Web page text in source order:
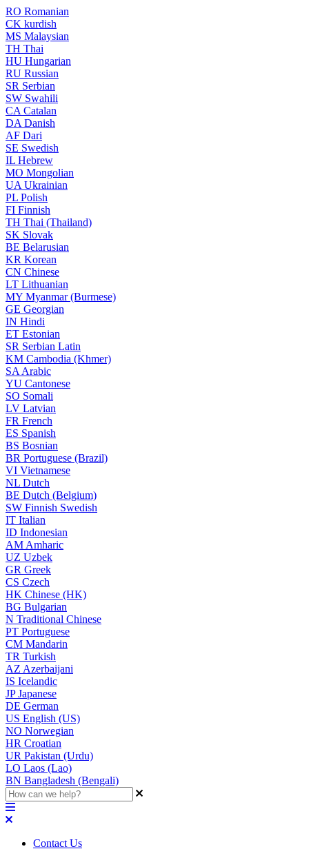
RO Romanian
CK kurdish
MS Malaysian
TH Thai
HU Hungarian
RU Russian
SR Serbian
SW Swahili
CA Catalan
DA Danish
AF Dari
SE Swedish
IL Hebrew
MO Mongolian
UA Ukrainian
PL Polish
FI Finnish
TH Thai (Thailand)
SK Slovak
BE Belarusian
KR Korean
CN Chinese
LT Lithuanian
MY Myanmar (Burmese)
GE Georgian
IN Hindi
ET Estonian
SR Serbian Latin
KM Cambodia (Khmer)
SA Arabic
YU Cantonese
SO Somali
LV Latvian
FR French
ES Spanish
BS Bosnian
BR Portuguese (Brazil)
VI Vietnamese
NL Dutch
BE Dutch (Belgium)
SW Finnish Swedish
IT Italian
ID Indonesian
AM Amharic
UZ Uzbek
GR Greek
CS Czech
HK Chinese (HK)
BG Bulgarian
N Traditional Chinese
PT Portuguese
CM Mandarin
TR Turkish
AZ Azerbaijani
IS Icelandic
JPJapanese
DE German
US English (US)
NO Norwegian
HR Croatian
UR Pakistan (Urdu)
LO Laos (Lao)
BN Bangladesh (Bengali)
Contact Us